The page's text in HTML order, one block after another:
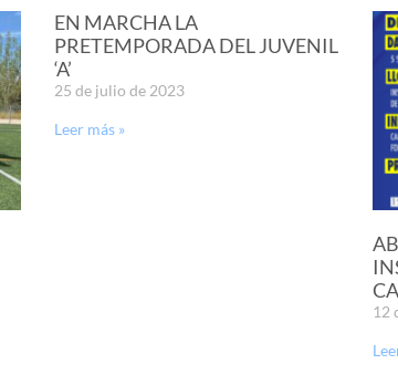
EN MARCHA LA
PRETEMPORADA DEL JUVENIL
‘A’
25 de julio de 2023
Leer más »
12